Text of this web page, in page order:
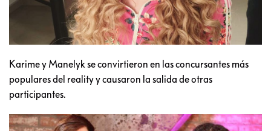
Karime y Manelyk se convirtieron en las concursantes más
populares del reality y causaron la salida de otras
participantes.